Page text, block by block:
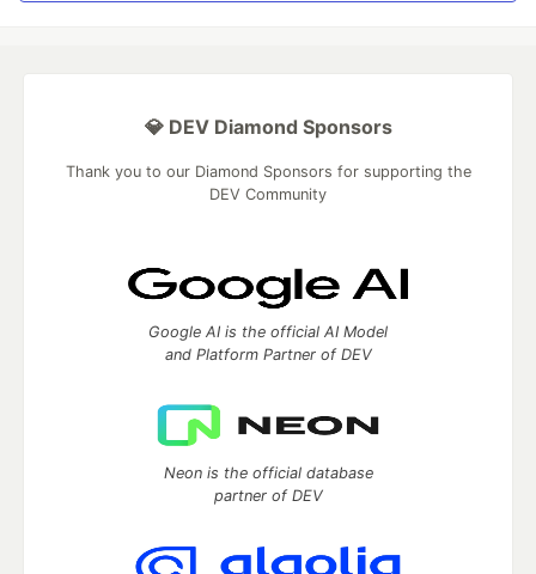
💎 DEV Diamond Sponsors
Thank you to our Diamond Sponsors for supporting the
DEV Community
Google AI is the official AI Model
and Platform Partner of DEV
Neon is the official database
partner of DEV